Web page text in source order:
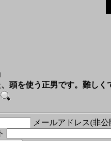
頭を使う正男です。難しく
メールアドレス(非公